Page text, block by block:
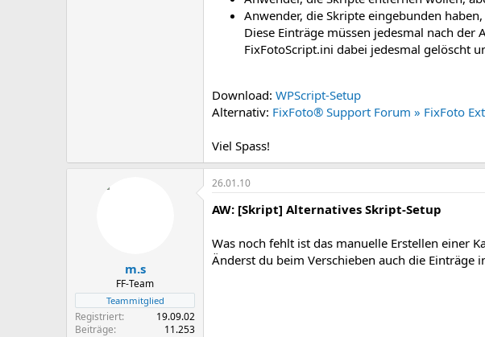
Anwender, die Skripte eingebunden
Diese Einträge müssen jedesmal nach
FixFotoScript.ini dabei jedesmal gelöscht
Download: WPScript-Setup
Alternativ: FixFoto® Support Forum » FixFoto
Viel Spass!
m.s
FF-Team
Teammitglied
Registriert
19.09.02
Beiträge
11.253
26.01.10
AW: [Skript] Alternatives Skript-Setup
Was noch fehlt ist das manuelle Erstellen einer
Änderst du beim Verschieben auch die Einträge